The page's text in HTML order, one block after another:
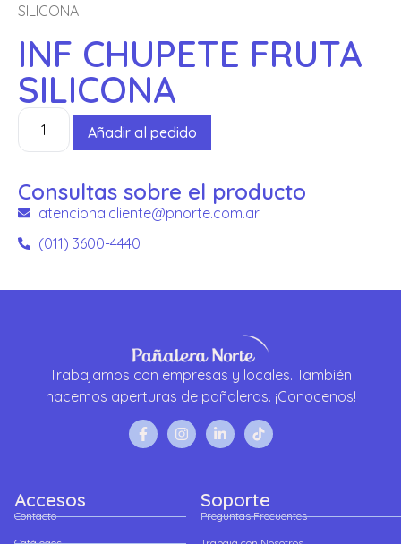
SILICONA
INF CHUPETE FRUTA
SILICONA
Añadir al pedido
Consultas sobre el producto
atencionalcliente@pnorte.com.ar
(011) 3600-4440
Trabajamos con empresas y locales. También
hacemos aperturas de pañaleras. ¡Conocenos!
Accesos
Contacto
Soporte
Preguntas Frecuentes